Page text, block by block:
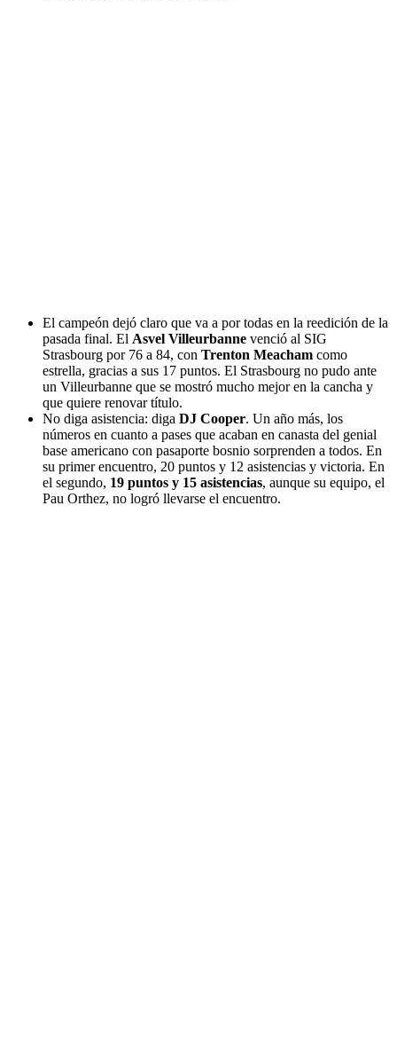
El campeón dejó claro que va a por todas en la reedición de la
pasada final. El Asvel Villeurbanne venció al SIG
Strasbourg por 76 a 84, con Trenton Meacham como
estrella, gracias a sus 17 puntos. El Strasbourg no pudo ante
un Villeurbanne que se mostró mucho mejor en la cancha y
que quiere renovar título.
No diga asistencia: diga DJ Cooper. Un año más, los
números en cuanto a pases que acaban en canasta del genial
base americano con pasaporte bosnio sorprenden a todos. En
su primer encuentro, 20 puntos y 12 asistencias y victoria. En
el segundo, 19 puntos y 15 asistencias, aunque su equipo, el
Pau Orthez, no logró llevarse el encuentro.